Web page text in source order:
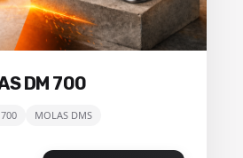
DM 700
MOLAS DMS